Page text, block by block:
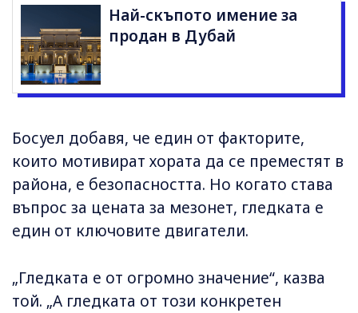
Най-скъпото имение за
продан в Дубай
Босуел добавя, че един от факторите,
които мотивират хората да се преместят в
района, е безопасността. Но когато става
въпрос за цената за мезонет, гледката е
един от ключовите двигатели.
„Гледката е от огромно значение“, казва
той. „А гледката от този конкретен